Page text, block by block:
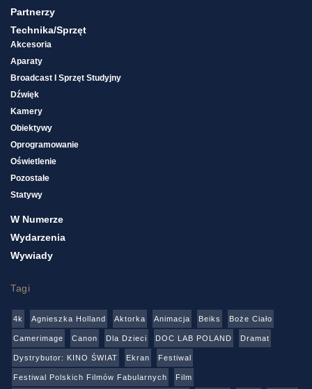
Partnerzy
Technika/sprzęt
Akcesoria
Aparaty
Broadcast I Sprzęt Studyjny
Dźwięk
Kamery
Obiektywy
Oprogramowanie
Oświetlenie
Pozostałe
Statywy
W Numerze
Wydarzenia
Wywiady
Tagi
4k Agnieszka Holland Aktorka Animacja Beiks Boże Ciało
Camerimage Canon Dla Dzieci DOC LAB POLAND Dramat
Dystrybutor: KINO ŚWIAT Ekran Festiwal
Festiwal Polskich Filmów Fabularnych Film